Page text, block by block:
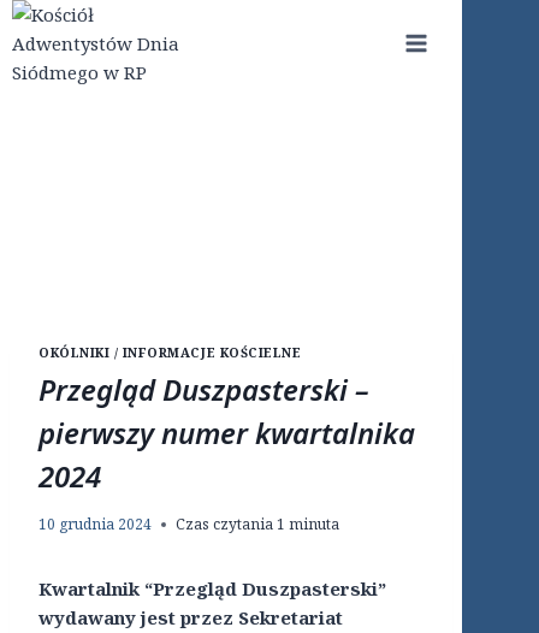
Przejdź
do
treści
OKÓLNIKI / INFORMACJE KOŚCIELNE
Przegląd Duszpasterski –
pierwszy numer kwartalnika
2024
10 grudnia 2024 Czas czytania1 minuta
Kwartalnik “Przegląd Duszpasterski”
wydawany jest przez Sekretariat